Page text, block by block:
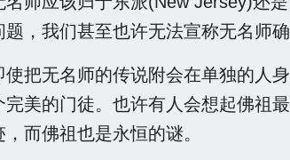
题，我们甚至也许无法宣称无名师
使把无名师的传说附会在单独的人
完美的门徒。也许有人会想起佛祖
，而佛祖也是永恒的谜。